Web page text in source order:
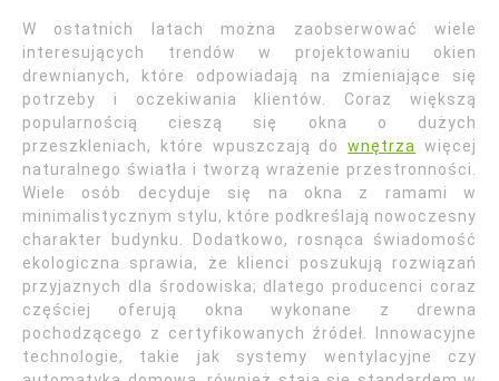
W ostatnich latach można zaobserwować wiele
interesujących trendów w projektowaniu okien
drewnianych, które odpowiadają na zmieniające się
potrzeby i oczekiwania klientów. Coraz większą
popularnością cieszą się okna o dużych
przeszkleniach, które wpuszczają downętrza
więcej
naturalnego światła i tworzą wrażenie przestronności.
Wiele osób decyduje się na okna z ramami w
minimalistycznym stylu, które podkreślają nowoczesny
charakter budynku. Dodatkowo, rosnąca świadomość
ekologiczna sprawia, że klienci poszukują rozwiązań
przyjaznych dla środowiska; dlatego producenci coraz
częściej oferują okna wykonane z drewna
pochodzącego z certyfikowanych źródeł. Innowacyjne
technologie, takie jak systemy wentylacyjne czy